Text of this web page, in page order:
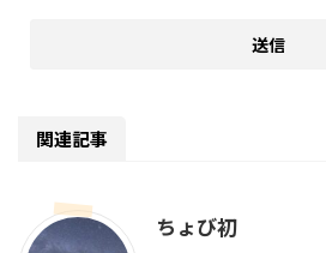
関連記事
ちょび初